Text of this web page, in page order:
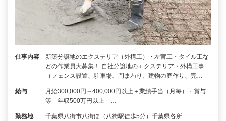
仕事内容
新築分譲地のエクステリア（外構工）・左官工・タイル工な
どの作業員大募集！ 自社分譲地のエクステリア・外構工事
（フェンス設置、駐車場、門まわり、建物の庭作り、完…
給与
月給300,000円～400,000円以上＋業績手当（月毎）・賞与
等 年収500万円以上 …
勤務地 千葉県八街市八街ほ（八街駅徒歩5分）千葉県各所